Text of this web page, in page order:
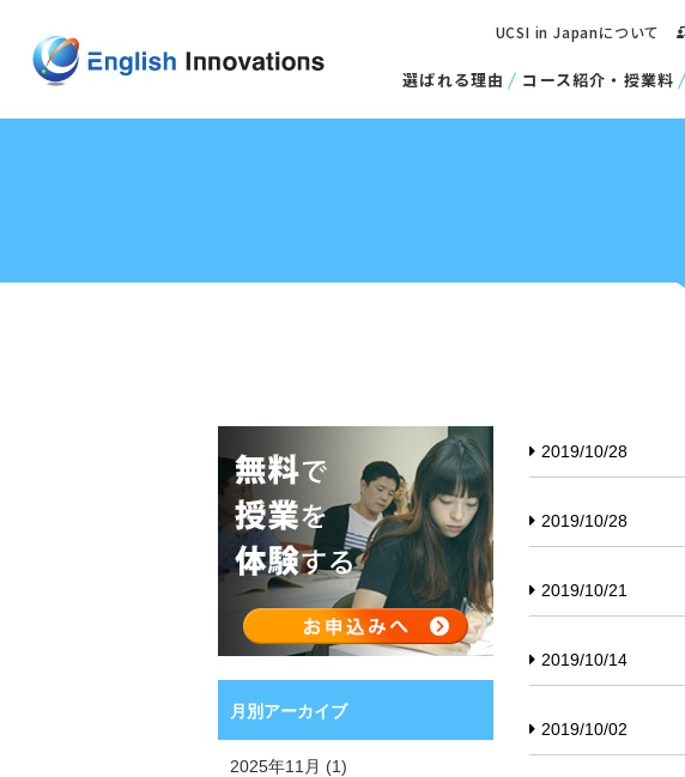
選ばれる理由 コース紹介・授業料
UCSI in Japanについて
2019/10/28
2019/10/28
2019/10/21
2019/10/14
2019/10/02
月別アーカイブ
2025年11月 (1)